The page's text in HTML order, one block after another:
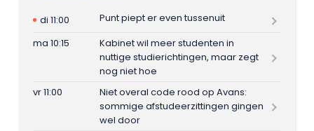
di 11:00
Punt piept er even tussenuit
ma 10:15
Kabinet wil meer studenten in
nuttige studierichtingen, maar zegt
nog niet hoe
vr 11:00
Niet overal code rood op Avans:
sommige afstudeerzittingen gingen
wel door